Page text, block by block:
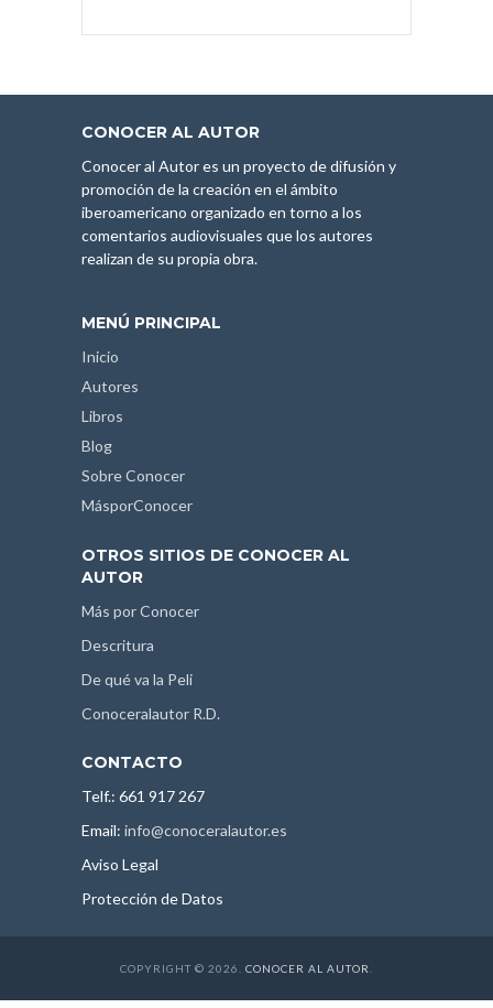
CONOCER AL AUTOR
Conocer al Autor es un proyecto de difusión y
promoción de la creación en el ámbito
iberoamericano organizado en torno a los
comentarios audiovisuales que los autores
realizan de su propia obra.
MENÚ PRINCIPAL
Inicio
Autores
Libros
Blog
Sobre Conocer
MásporConocer
OTROS SITIOS DE CONOCER AL
AUTOR
Más por Conocer
Descritura
De qué va la Peli
Conoceralautor R.D.
CONTACTO
Telf.: 661 917 267
Email: info@conoceralautor.es
Aviso Legal
Protección de Datos
COPYRIGHT © 2026. CONOCER AL AUTOR